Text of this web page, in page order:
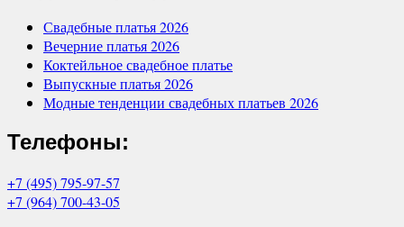
Свадебные платья 2026
Вечерние платья 2026
Коктейльное свадебное платье
Выпускные платья 2026
Модные тенденции свадебных платьев 2026
Телефоны:
+7 (495) 795-97-57
+7 (964) 700-43-05